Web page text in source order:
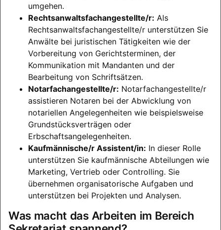
umgehen.
Rechtsanwaltsfachangestellte/r: Als
Rechtsanwaltsfachangestellte/r unterstützen Sie
Anwälte bei juristischen Tätigkeiten wie der
Vorbereitung von Gerichtsterminen, der
Kommunikation mit Mandanten und der
Bearbeitung von Schriftsätzen.
Notarfachangestellte/r: Notarfachangestellte/r
assistieren Notaren bei der Abwicklung von
notariellen Angelegenheiten wie beispielsweise
Grundstücksverträgen oder
Erbschaftsangelegenheiten.
Kaufmännische/r Assistent/in: In dieser Rolle
unterstützen Sie kaufmännische Abteilungen wie
Marketing, Vertrieb oder Controlling. Sie
übernehmen organisatorische Aufgaben und
unterstützen bei Projekten und Analysen.
Was macht das Arbeiten im Bereich